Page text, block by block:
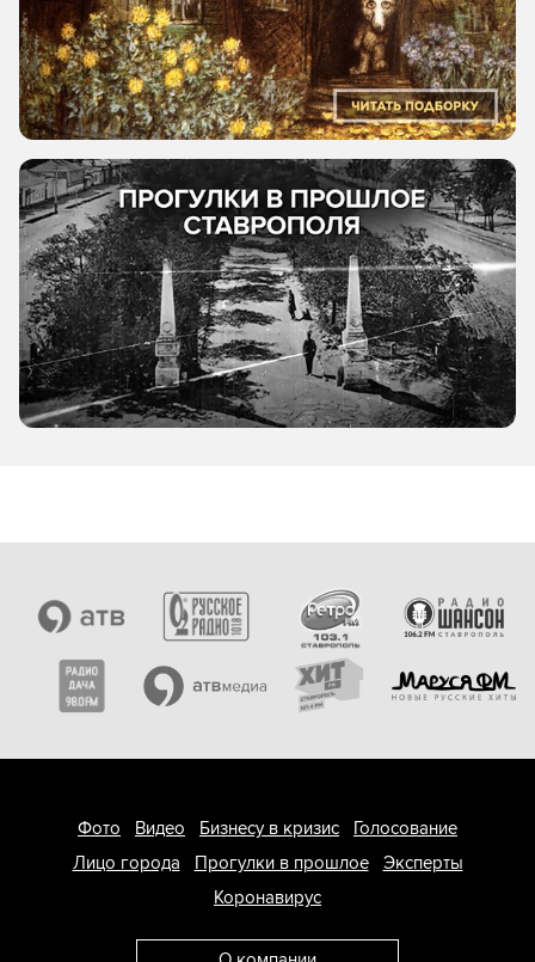
Фото Видео Бизнесу в кризис
Голосование
Лицо города
Прогулки в прошлое
Эксперты
Коронавирус